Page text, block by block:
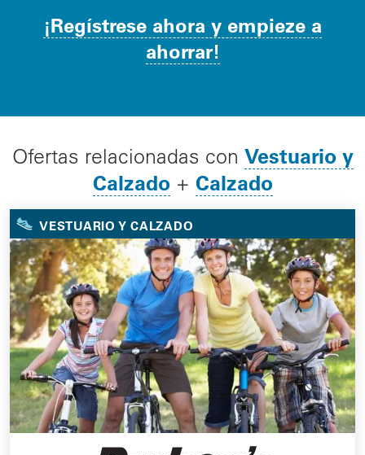
¡Regístrese ahora y empieze a
ahorrar!
Ofertas relacionadas con Vestuario y
Calzado+ Calzado
VESTUARIO Y CALZADO